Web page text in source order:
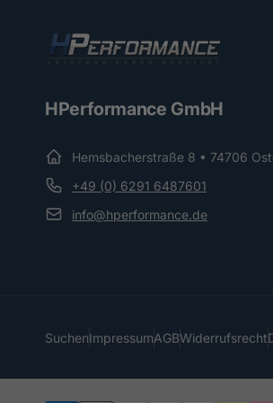
HPerformance GmbH
Hemsbacherstraße 8 • 74706
+49 (0) 6291 6487601
info@hperformance.de
SuchenImpressumAGBWiderrufsrecht